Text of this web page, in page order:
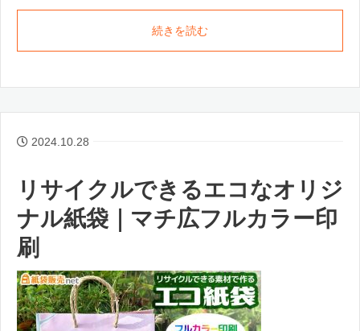
続きを読む
2024.10.28
リサイクルできるエコなオリジ
ナル紙袋｜マチ広フルカラー印
刷